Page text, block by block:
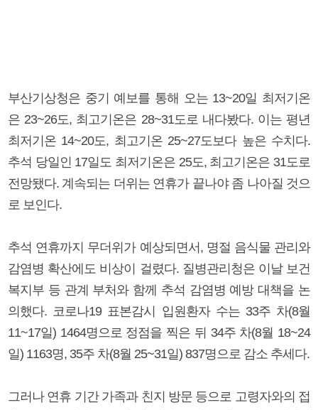
부산기상청은 중기 예보를 통해 오는 13~20일 최저기온
은 23~26도, 최고기온은 28~31도로 내다봤다. 이는 평년
최저기온 14~20도, 최고기온 25~27도보다 높은 수치다.
추석 당일인 17일도 최저기온은 25도, 최고기온은 31도로
전망됐다. 계속되는 더위는 연휴가 끝나야 좀 나아질 것으
로 보인다.
추석 연휴까지 무더위가 예상되면서, 명절 음식물 관리와
감염병 확산에도 비상이 걸렸다. 질병관리청은 이날 보건
복지부 등 관계 부처와 함께 추석 감염병 예방 대책을 논
의했다. 코로나19 표본감시 입원환자 수는 33주 차(8월
11~17일) 1464명으로 정점을 찍은 뒤 34주 차(8월 18~24
일) 1163명, 35주 차(8월 25~31일) 837명으로 감소 추세다.
그러나 연휴 기간 가족과 친지 방문 등으로 고령자와의 접